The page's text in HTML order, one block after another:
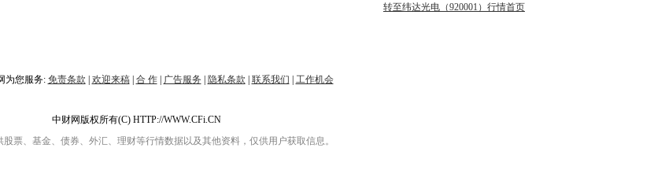
转至纬达光电（920001）行情首页
为您服务: 免责条款 欢迎来稿| 合 作| 广告服务 隐私条款 联系我们 工作机会
中财网版权所有(C) HTTP://WWW.CFi.CN
票、基金、债券、外汇、理财等行情数据以及其他资料，仅供用户获取信息。